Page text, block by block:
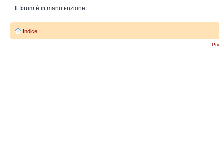
Il forum è in manutenzione
Indice